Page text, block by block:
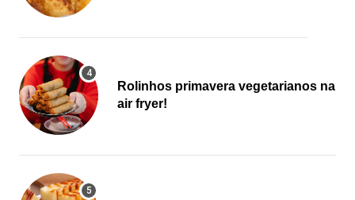
Rolinhos primavera vegetarianos na
air fryer!